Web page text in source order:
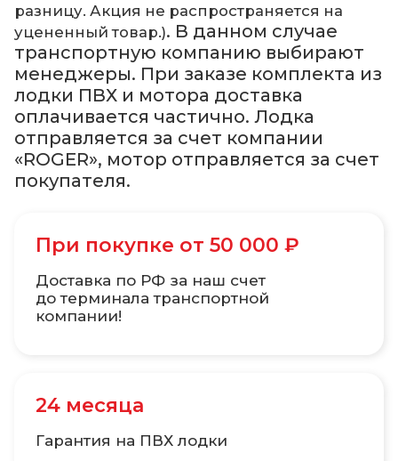
разницу. Акция не распространяется на
уцененный товар.). В данном случае
транспортную компанию выбирают
менеджеры. При заказе комплекта из
лодки ПВХ и мотора доставка
оплачивается частично. Лодка
отправляется за счет компании
«ROGER», мотор отправляется за счет
покупателя.
При покупке от 50 000 ₽
Доставка по РФ за наш счет
до терминала транспортной
компании!
24 месяца
Гарантия на ПВХ лодки